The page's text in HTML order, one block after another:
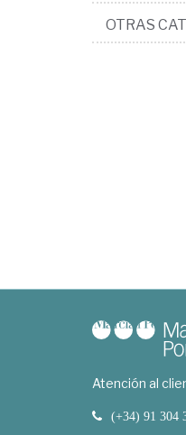
OTRAS
Atención al
(+34) 91 304